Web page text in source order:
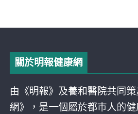
關於明報健康網
由《明報》及養和醫院共同
網》，是一個屬於都巿人的